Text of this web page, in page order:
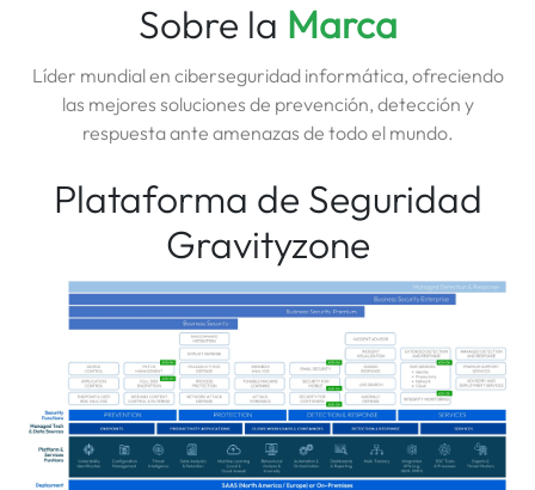
Sobre la Marca
Líder mundial en ciberseguridad informática, ofreciendo
las mejores soluciones de prevención, detección y
respuesta ante amenazas de todo el mundo.
Plataforma de Seguridad
Gravityzone